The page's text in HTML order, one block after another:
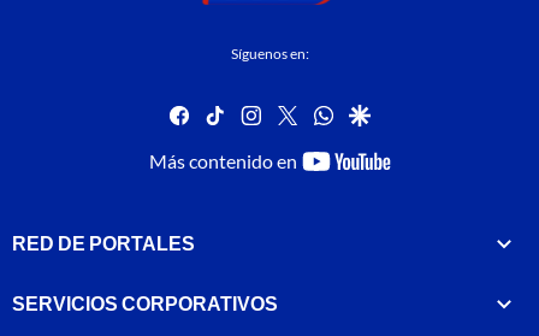
Síguenos en:
facebook
tiktok instagram
twitterwhatsapp
google
Más contenido en
youtube-
RED DE PORTALES
SERVICIOS CORPORATIVOS